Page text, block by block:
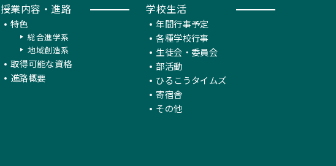
授業内容・進路
特色
総合進学系
地域創造系
取得可能な資格
進路概要
学校生活
年間行事予定
各種学校行事
生徒会・委員会
部活動
ひるこうタイムズ
寄宿舎
その他